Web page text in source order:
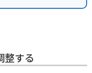
整する